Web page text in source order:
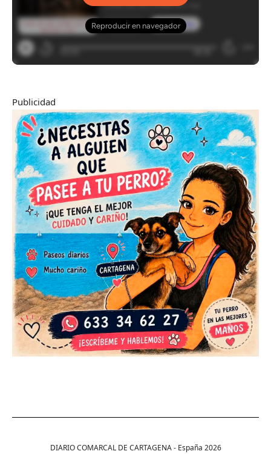
Publicidad
DIARIO COMARCAL DE CARTAGENA - España 2026